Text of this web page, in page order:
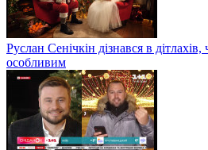
Руслан Сенічкін дізнався в
особливим